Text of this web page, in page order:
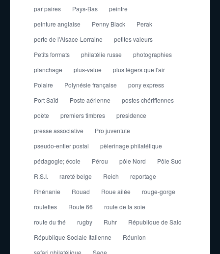
par paires Pays-Bas
peintre
peinture anglaise
Penny Black
Perak
perte de l'Alsace-Lorraine
petites valeurs
Petits formats
philatélie russe
photographies
planchage
plus-value
plus légers que l'air
Polaire
Polynésie française
pony express
Port Saïd
Poste aérienne
postes chérifiennes
poète
premiers timbres
presidence
presse associative
Pro juventute
pseudo-entier postal
pèlerinage philatélique
pédagogie; école
Pérou pôle Nord
Pôle Sud
R.S.I.
rareté belge Reich
reportage
Rhénanie
Rouad Roue ailée
rouge-gorge
roulettes
Route 66
route de la soie
route du thé
rugby Ruhr
République de Salo
République Sociale Italienne
Réunion
safari philatélique
Sage